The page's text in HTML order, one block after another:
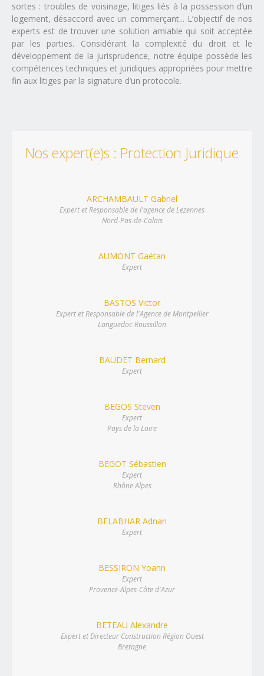
sortes : troubles de voisinage, litiges liés à la possession d’un
logement, désaccord avec un commerçant... L’objectif de nos
experts est de trouver une solution amiable qui soit acceptée
par les parties. Considérant la complexité du droit et le
développement de la jurisprudence, notre équipe possède les
compétences techniques et juridiques appropriées pour mettre
fin aux litiges par la signature d’un protocole.
Nos expert(e)s : Protection Juridique
ARCHAMBAULT Gabriel
Expert et Responsable de l'agence de Lezennes
Nord-Pas-de-Calais
AUMONT Gaëtan
Expert
BASTOS Victor
Expert et Responsable de l'Agence de Montpellier
Languedoc-Roussillon
BAUDET Bernard
Expert
BEGOS Steven
Expert
Pays de la Loire
BEGOT Sébastien
Expert
Rhône Alpes
BELABHAR Adnan
Expert
BESSIRON Yoann
Expert
Provence-Alpes-Côte d'Azur
BETEAU Alexandre
Expert et Directeur Construction Région Ouest
Bretagne